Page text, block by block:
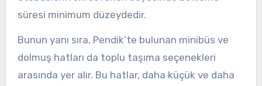
süresi minimum düzeydedir.
Bunun yanı sıra, Pendik’te bulunan minibüs ve
dolmuş hatları da toplu taşıma seçenekleri
arasında yer alır. Bu hatlar, daha küçük ve daha